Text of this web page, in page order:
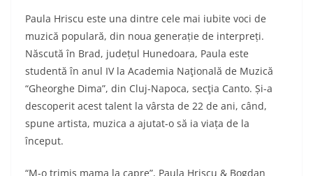
Paula Hriscu este una dintre cele mai iubite voci de
muzică populară, din noua generație de interpreți.
Născută în Brad, județul Hunedoara, Paula este
studentă în anul IV la Academia Naţională de Muzică
“Gheorghe Dima”, din Cluj-Napoca, secţia Canto. Și-a
descoperit acest talent la vârsta de 22 de ani, când,
spune artista, muzica a ajutat-o să ia viața de la
început.
“M-o trimis mama la capre”, Paula Hriscu & Bogdan